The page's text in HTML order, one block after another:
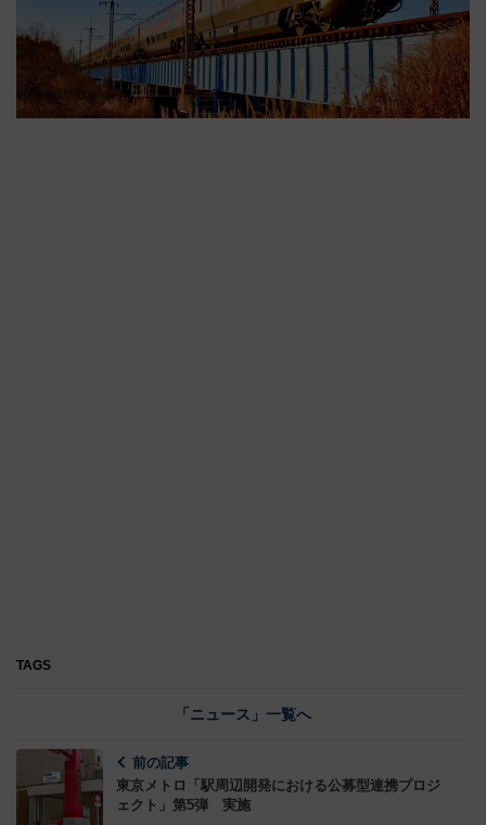
TAGS
「ニュース」一覧へ
前の記事
東京メトロ「駅周辺開発における公募型連携プロジ
ェクト」第5弾 実施